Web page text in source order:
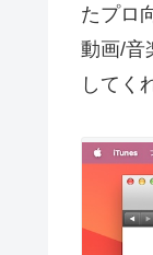
たプロ
動画/音
してく